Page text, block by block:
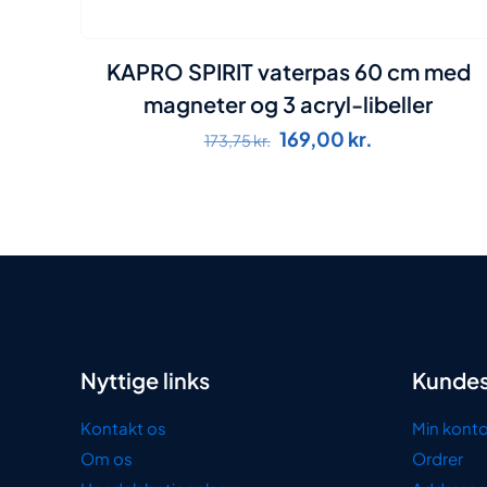
KAPRO SPIRIT vaterpas 60 cm med
magneter og 3 acryl-libeller
173,75kr. Den
173,75 kr..
169,00 kr.
169,00 kr..
Nyttige links
Kontakt os
Om os
Min konto
Ordrer